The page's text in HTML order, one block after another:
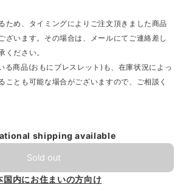
ため、タイミングによりご注文頂きました商品
ざいます。その場合は、メールにてご連絡差し
ください。
る商品(おもにブレスレット)も、在庫状況によっ
ことも可能な場合がございますので、ご相談く
shipping available
Sold out
国内にお住まいの方向け